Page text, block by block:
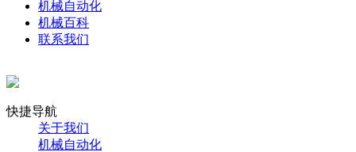
机械自动化
机械百科
联系我们
快捷导航
关于我们
机械自动化